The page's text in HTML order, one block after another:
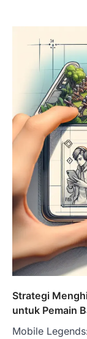
Strategi
untuk Pemain
Mobile